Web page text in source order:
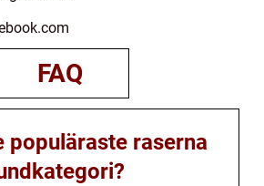
FAQ
populäraste raserna